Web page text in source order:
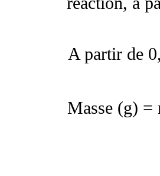
A partir de
Masse (g) =